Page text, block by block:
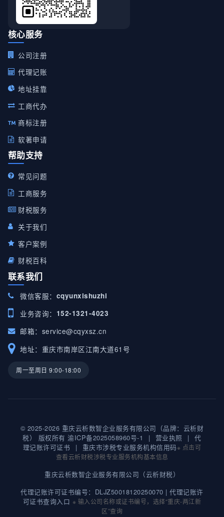
核心服务
公司注册
代理记账
地址挂靠
工商代办
商标注册
软著申请
帮助支持
常见问题
工商服务
财税服务
关于我们
客户案例
财税百科
联系我们
微信客服： cqyunxishuzhi
业务咨询： 152-1321-4023
邮箱： service@cqyxsz.cn
地址：重庆市南岸区江南大道61号
周一至周日 9:00-18:00
© 2025-2026 重庆云析数智企业服务有限公司（品牌：云析财
税） 版权所有渝ICP备2025058960号-1 | 营业执照 |
代
理记账许可证书
| 重庆市涉税专业服务机构信用码※ 点击可
查看云析财税涉税专业服务机构基本信息
重庆云析数智企业服务有限公司（云析财税）
代理记账许可证书编号：DLJZ50018120250070 |代理记账许
可证书查询入口 ※ 输入公司名称或证书编号，选择“重庆-两江新
区”查询